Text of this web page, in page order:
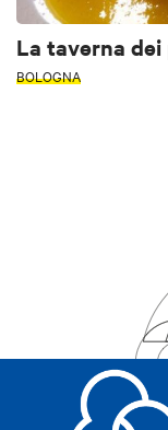
La taverna
BOLOGNA